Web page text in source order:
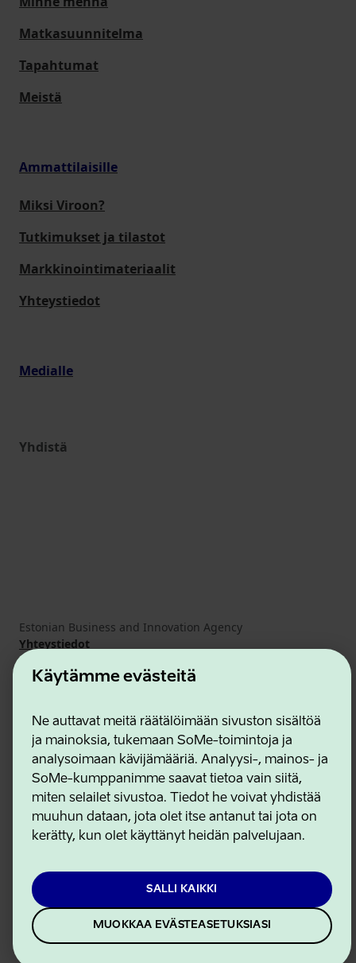
Käytämme evästeitä
Ne auttavat meitä räätälöimään sivuston sisältöä
ja mainoksia, tukemaan SoMe-toimintoja ja
analysoimaan kävijämääriä. Analyysi-, mainos- ja
SoMe-kumppanimme saavat tietoa vain siitä,
miten selailet sivustoa. Tiedot he voivat yhdistää
muuhun dataan, jota olet itse antanut tai jota on
kerätty, kun olet käyttänyt heidän palvelujaan.
SALLI KAIKKI
MUOKKAA EVÄSTEASETUKSIASI
Matkasuunnitelma
Tapahtumat
Meistä
Ammattilaisille
Miksi Viroon?
Tutkimukset ja tilastot
Markkinointimateriaalit
Yhteystiedot
Medialle
Yhdistä
Estonian Business and Innovation Agency
Yhteystiedot
Yhteistyökumppanit
Käyttöehdot